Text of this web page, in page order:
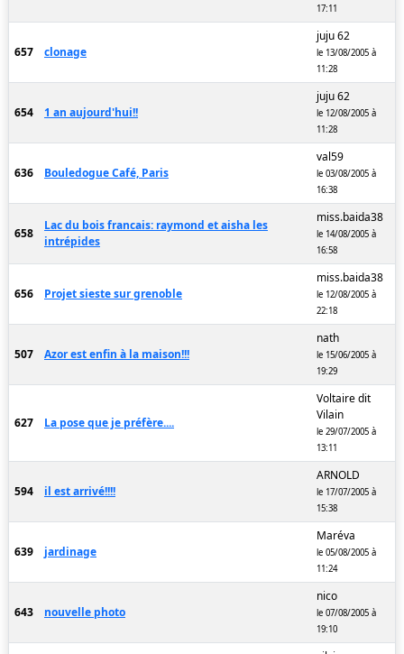
17:11
657 clonage
juju 62
le 13/08/2005 à
11:28
654 1 an aujourd'hui!!
juju 62
le 12/08/2005 à
11:28
636 Bouledogue Café, Paris
val59
le 03/08/2005 à
16:38
658
Lac du bois francais: raymond et aisha les
intrépides
miss.baida38
le 14/08/2005 à
16:58
656 Projet sieste sur grenoble
miss.baida38
le 12/08/2005 à
22:18
507 Azor est enfin à la maison!!!
nath
le 15/06/2005 à
19:29
627 La pose que je préfère....
Voltaire dit
Vilain
le 29/07/2005 à
13:11
594 il est arrivé!!!!
ARNOLD
le 17/07/2005 à
15:38
639 jardinage
Maréva
le 05/08/2005 à
11:24
643 nouvelle photo
nico
le 07/08/2005 à
19:10